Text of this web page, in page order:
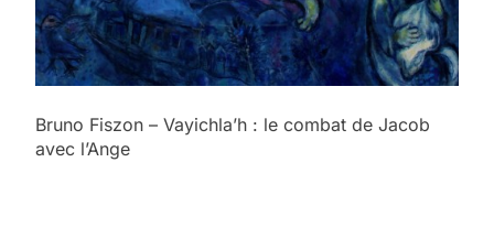
Bruno Fiszon – Vayichla’h : le combat de Jacob
avec l’Ange